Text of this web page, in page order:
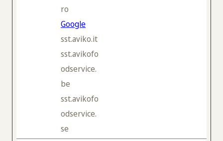
ro
Google
sst.aviko.it
sst.avikofo
odservice.
be
sst.avikofo
odservice.
se